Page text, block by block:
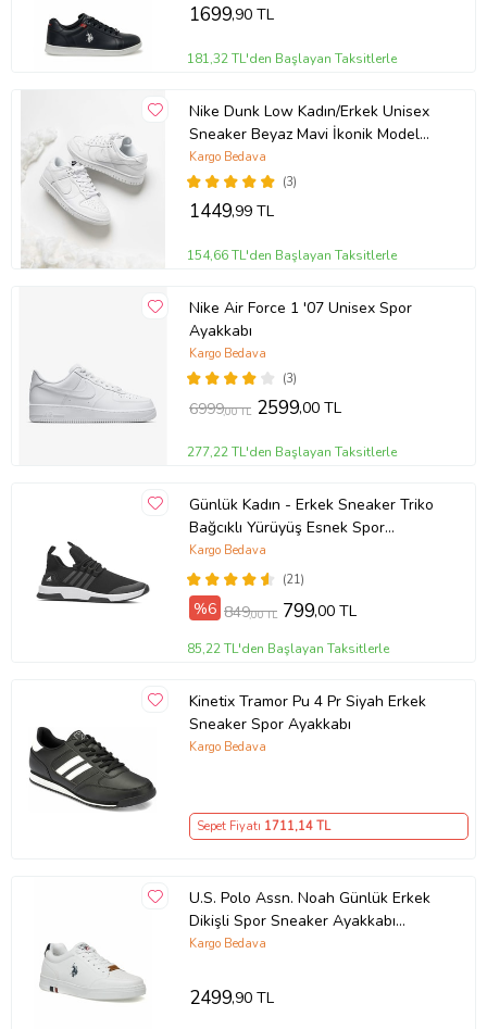
1699,90 TL
181,32 TL'den Başlayan Taksitlerle
Nike Dunk Low Kadın/Erkek Unisex
Sneaker Beyaz Mavi İkonik Model
10+ Renk Seçeneği (Beyaz)
(3)
Kargo Bedava
1449,99 TL
154,66 TL'den Başlayan Taksitlerle
Nike Air Force 1 '07 Unisex Spor
Ayakkabı
(3)
Kargo Bedava
6999,00 TL 2599,00 TL
277,22 TL'den Başlayan Taksitlerle
Günlük Kadın - Erkek Sneaker Triko
Bağcıklı Yürüyüş Esnek Spor
Ayakkabı 249 (SIYAHBEYAZ-SIYAH)
(21)
Kargo Bedava
%6 849,00 TL 799,00 TL
85,22 TL'den Başlayan Taksitlerle
Kinetix Tramor Pu 4 Pr Siyah Erkek
Sneaker Spor Ayakkabı
Kargo Bedava
Sepet Fiyatı 1711,14 TL
U.S. Polo Assn. Noah Günlük Erkek
Dikişli Spor Sneaker Ayakkabı
(Beyaz)
Kargo Bedava
2499,90 TL